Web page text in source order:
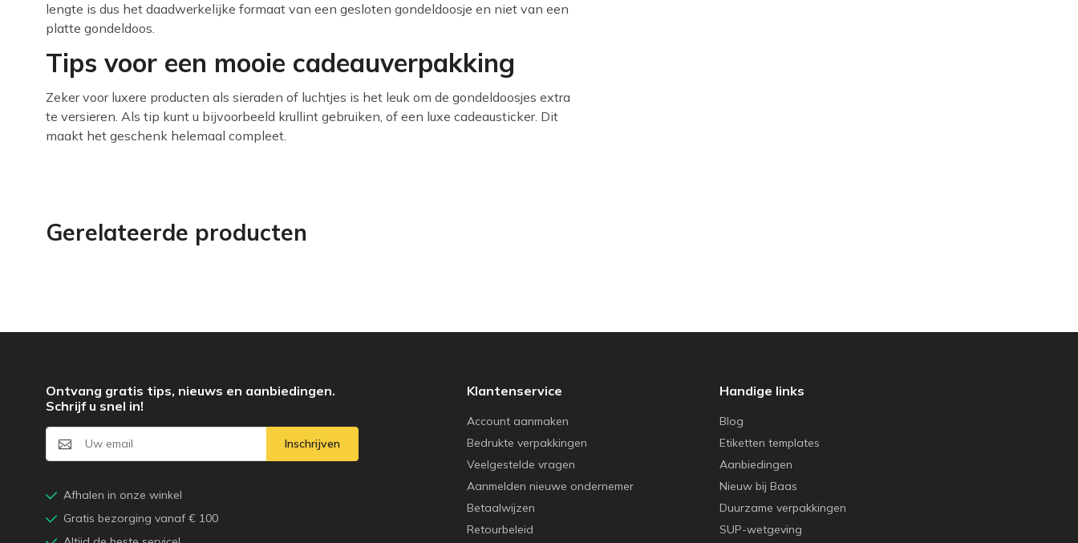
lengte is dus het daadwerkelijke formaat van een gesloten gondeldoosje en niet van een
platte gondeldoos.
Tips voor een mooie cadeauverpakking
Zeker voor luxere producten als sieraden of luchtjes is het leuk om de gondeldoosjes extra
te versieren. Als tip kunt u bijvoorbeeld krullint gebruiken, of een luxe cadeausticker. Dit
maakt het geschenk helemaal compleet.
Gerelateerde producten
Klantenservice
Account aanmaken
Bedrukte verpakkingen
Veelgestelde vragen
Aanmelden nieuwe ondernemer
Betaalwijzen
Retourbeleid
Handige links
Blog
Etiketten templates
Aanbiedingen
Nieuw bij Baas
Duurzame verpakkingen
SUP-wetgeving
Ontvang gratis tips, nieuws en aanbiedingen.
Schrijf u snel in!
Inschrijven
Afhalen in onze winkel
Gratis bezorging vanaf € 100